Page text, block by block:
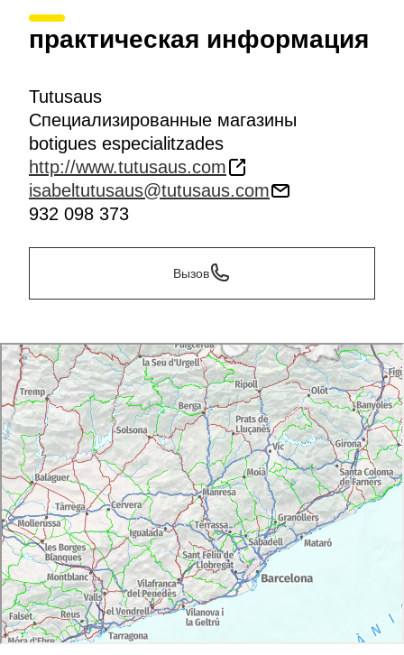
практическая информация
Tutusaus
Специализированные магазины
botigues especialitzades
http://www.tutusaus.com
isabeltutusaus@tutusaus.com
932 098 373
Вызов